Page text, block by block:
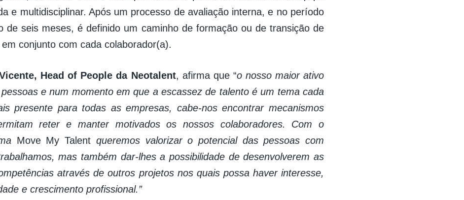
e multidisciplinar. Após um processo de avaliação interna, e no período
de seis meses, é definido um caminho de formação ou de transição de
conjunto com cada colaborador(a).
Head of People da Neotalent, afirma que “o nosso maior ativo
e num momento em que a escassez de talento é um tema cada
presente para todas as empresas, cabe-nos encontrar mecanismos
reter e manter motivados os nossos colaboradores. Com o
Move My Talent queremos valorizar o potencial das pessoas com
mas também dar-lhes a possibilidade de desenvolverem as
através de outros projetos nos quais possa haver interesse,
e crescimento profissional.”